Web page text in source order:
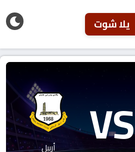
يلا شوت
VS أربيل